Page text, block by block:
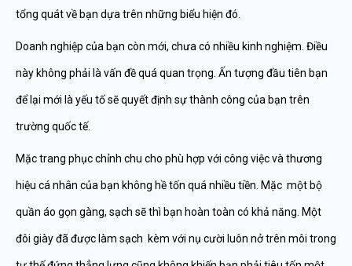
tổng quát về bạn dựa trên những biểu hiện đó.
Doanh nghiệp của bạn còn mới, chưa có nhiều kinh nghiệm. Điều
này không phải là vấn đề quá quan trọng. Ấn tượng đầu tiên bạn
để lại mới là yếu tố sẽ quyết định sự thành công của bạn trên
trường quốc tế.
Mặc trang phục chỉnh chu cho phù hợp với công việc và thương
hiệu cá nhân của bạn không hề tốn quá nhiều tiền. Mặc một bộ
quần áo gọn gàng, sạch sẽ thì bạn hoàn toàn có khả năng. Một
đôi giày đã được làm sạch kèm với nụ cười luôn nở trên môi trong